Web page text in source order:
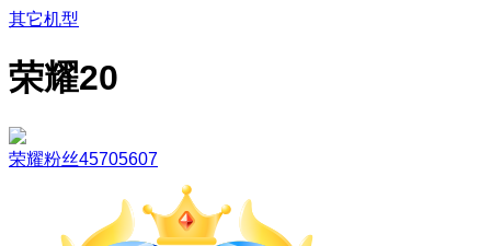
其它机型
荣耀20
荣耀粉丝45705607